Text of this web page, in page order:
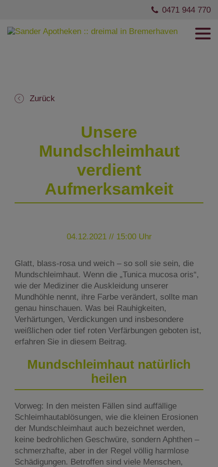
0471 944 770
Zurück
Unsere
Mundschleimhaut
verdient
Aufmerksamkeit
04.12.2021 // 15:00 Uhr
Glatt, blass-rosa und weich – so soll sie sein, die
Mundschleimhaut. Wenn die „Tunica mucosa oris“,
wie der Mediziner die Auskleidung unserer
Mundhöhle nennt, ihre Farbe verändert, sollte man
genau hinschauen. Was bei Rauhigkeiten,
Verhärtungen, Verdickungen und insbesondere
weißlichen oder tief roten Verfärbungen geboten ist,
erfahren Sie in diesem Beitrag.
Mundschleimhaut natürlich
heilen
Vorweg: In den meisten Fällen sind auffällige
Schleimhautablösungen, wie die kleinen Erosionen
der Mundschleimhaut auch bezeichnet werden,
keine bedrohlichen Geschwüre, sondern Aphthen –
schmerzhafte, aber in der Regel völlig harmlose
Schädigungen. Betroffen sind viele Menschen,